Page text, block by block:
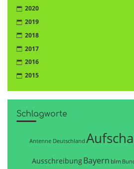
2020
2019
2018
2017
2016
2015
Schlagworte
Antenne Deutschland
AusschreibungBayern blm